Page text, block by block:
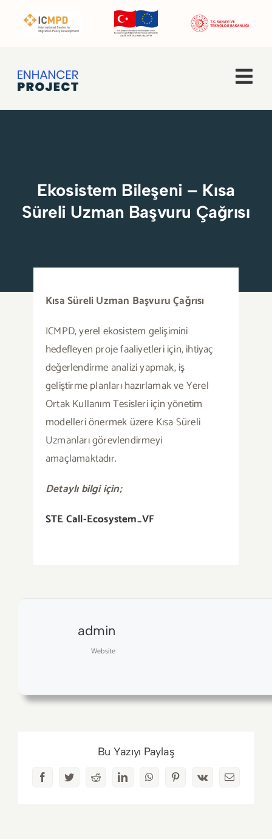
Faaliyetler
Haberler
Basında Biz
Duyurular
Blog
İletişim
Ekosistem Bileşeni – Kısa
Süreli Uzman Başvuru Çağrısı
Kısa Süreli Uzman Başvuru Çağrısı
ICMPD, yerel ekosistem gelişimini
hedefleyen proje faaliyetleri için, ihtiyaç
değerlendirme analizi yapmak, iş
geliştirme planları hazırlamak ve Yerel
Ortak Kullanım Tesisleri için yönetim
modelleri önermek üzere Kısa Süreli
Uzmanları görevlendirmeyi
amaçlamaktadır.
Detaylı bilgi için;
STE Call-Ecosystem_VF
admin
Website
Bu Yazıyı Paylaş
FacebookTwitterRedditLinkedInWhatsAppPinterest
Vk
E-